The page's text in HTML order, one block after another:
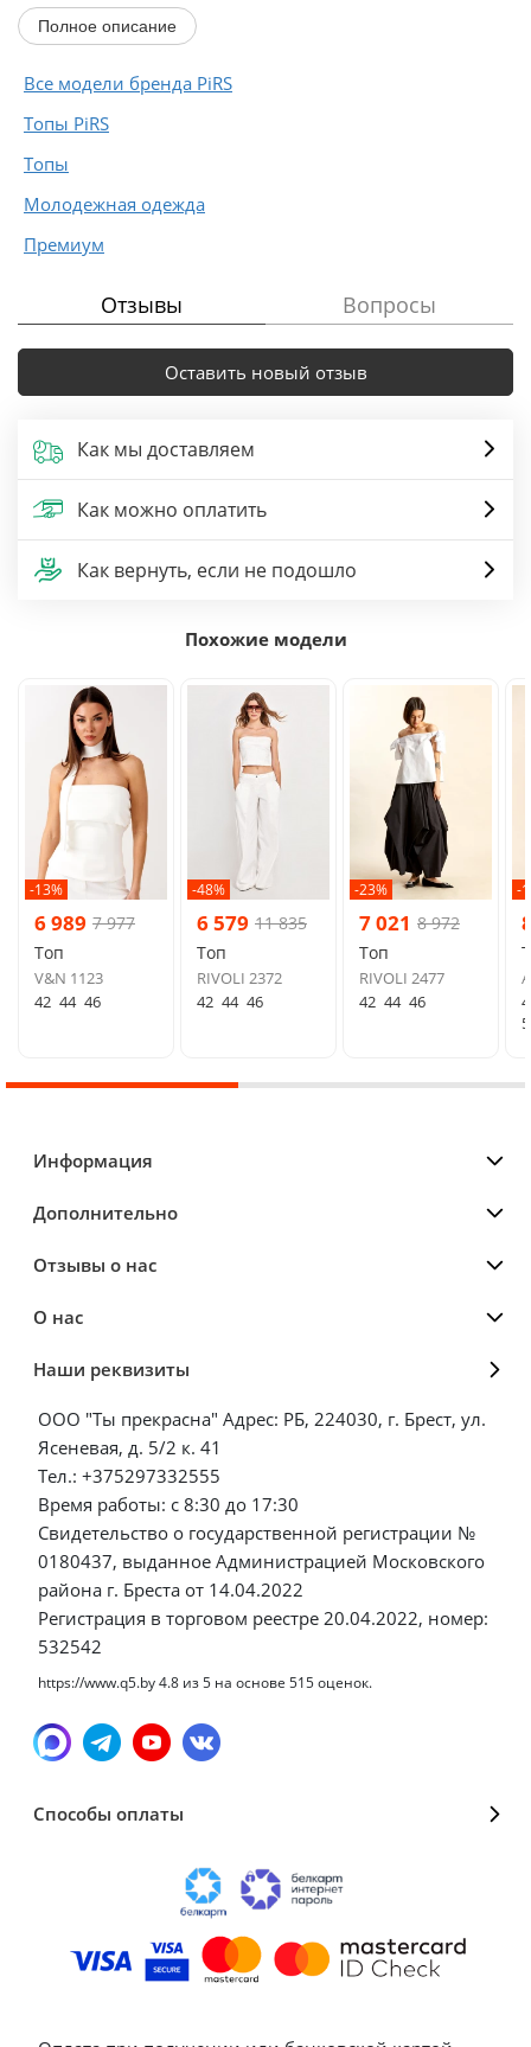
Длина корсета по боковому шву около 30 см в
размерах...
Полное описание
Все модели бренда PiRS
Топы PiRS
Топы
Молодежная одежда
Премиум
Отзывы Вопросы
Оставить новый отзыв
Как мы доставляем
Как можно оплатить
Как вернуть, если не подошло
Похожие модели
-13%
6 989 7 977
Топ
V&N 1123
42 44 46
-48%
6 579 11 835
Топ
RIVOLI 2372
42 44 46
-23%
7 021 8 972
Топ
RIVOLI 2477
42 44 46
-
Информация
Дополнительно
Отзывы о нас
О нас
Наши реквизиты
ООО "Ты прекрасна" Адрес: РБ, 224030, г. Брест, ул.
Ясеневая, д. 5/2 к. 41
Тел.: +375297332555
Время работы: с 8:30 до 17:30
Свидетельство о государственной регистрации №
0180437, выданное Администрацией Московского
района г. Бреста от 14.04.2022
Регистрация в торговом реестре 20.04.2022, номер:
532542
https://www.q5.by4.8 из5 на основе 515оценок.
Способы оплаты